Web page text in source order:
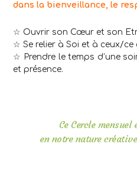
dans la bienveillance, le
☆ Ouvrir son Cœur et son
☆ Se relier à Soi et à ceux/
☆ Prendre le temps d’une
et présence.
Ce Cercle
en notre nature